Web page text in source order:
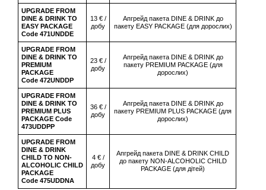
UPGRADE FROM
DINE & DRINK TO
EASY PACKAGE
Code 471UNDDE
13 € /
добу
Апгрейд пакета DINE & DRINK до
пакету EASY PACKAGE (для дорослих)
UPGRADE FROM
DINE & DRINK TO
PREMIUM
PACKAGE
Code 472UNDDP
23 € /
добу
Апгрейд пакета DINE & DRINK до
пакету PREMIUM PACKAGE (для
дорослих)
UPGRADE FROM
DINE & DRINK TO
PREMIUM PLUS
PACKAGE Code
473UDDPP
36 € /
добу
Апгрейд пакета DINE & DRINK до
пакету PREMIUM PLUS PACKAGE (для
дорослих)
UPGRADE FROM
DINE & DRINK
CHILD TO NON-
ALCOHOLIC CHILD
PACKAGE
Code 475UDDNA
4 € /
добу
Апгрейд пакета DINE & DRINK CHILD
до пакету NON-ALCOHOLIC CHILD
PACKAGE (для дітей)